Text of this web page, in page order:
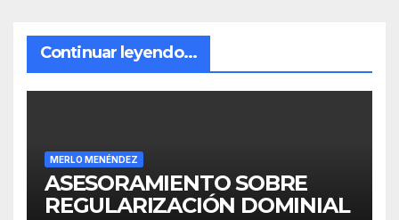
Continuar leyendo...
MERLO MENÉNDEZ
ASESORAMIENTO SOBRE
REGULARIZACIÓN DOMINIAL